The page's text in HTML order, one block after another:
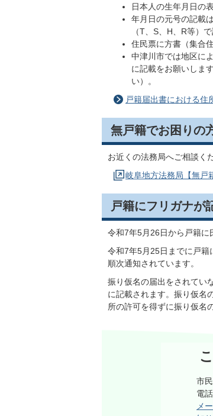
日本人の生年月日の
年月日の元号の記載
（T、S、H、R等）
住民票に方書（集合
中津川市では地区に
に記載をお願いしま
い）。
戸籍届出書における住
無戸籍でお困りの
お近くの法務局へご相談く
岐阜地方法務局【無戸
戸籍にフリガナが
令和7年5月26日から戸籍に
令和7年5月25日までに戸籍
順次通知されています。
振り仮名の届出をされてい
に記載されます。振り仮名
所の許可を得ずに振り仮名
市
電
メ